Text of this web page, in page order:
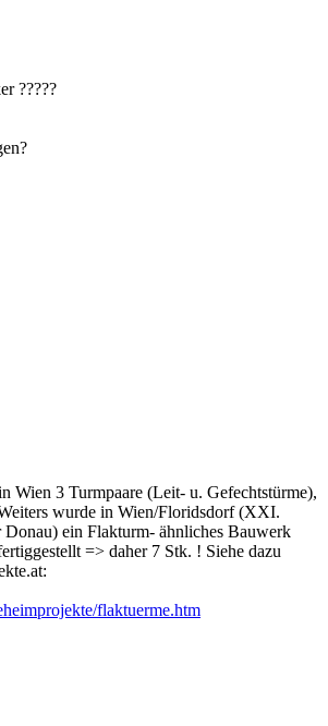
?????
Wien 3 Turmpaare (Leit- u. Gefechtstürme),
wurde in Wien/Floridsdorf (XXI.
ein Flakturm- ähnliches Bauwerk
=> daher 7 Stk. ! Siehe dazu
flaktuerme.htm